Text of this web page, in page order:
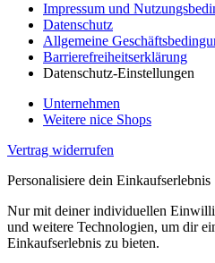
Impressum und
Datenschutz
Allgemeine
Barrierefreiheitserklärung
Datenschutz-Einstellungen
Unternehmen
Weitere nice Shops
Vertrag widerrufen
Personalisiere dein Einkaufserlebnis
Nur mit deiner individuellen
und weitere Technologien, um dir
Einkaufserlebnis zu bieten.